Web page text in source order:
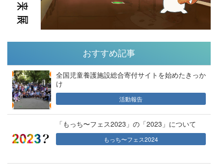
おすすめ記事
全国児童養護施設総合寄付サイトを始めたきっか
け
活動報告
「もっち〜フェス2023」の「2023」について
もっち〜フェス2024